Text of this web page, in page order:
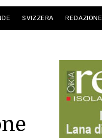
SVIZZERA REDAZIONE